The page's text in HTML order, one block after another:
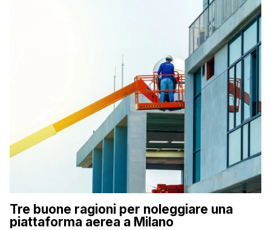
Tre buone ragioni per noleggiare una
piattaforma aerea a Milano